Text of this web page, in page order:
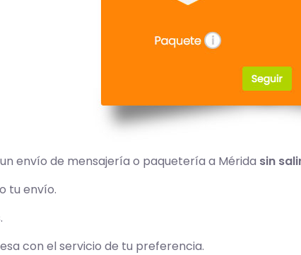
envío de mensajería o paquetería a Mérida sin
tu envío.
con el servicio de tu preferencia.